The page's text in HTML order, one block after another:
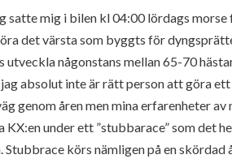
satte mig i bilen kl 04:00 lördags
det värsta som byggts för
någonstans mellan 65-70
absolut inte är rätt person att göra
genom åren men mina erfarenheter
under ett ”stubbarace” som det
Stubbrace körs nämligen på en